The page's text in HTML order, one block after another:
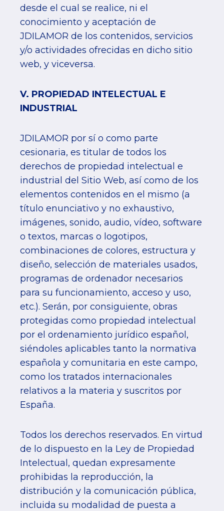
desde el cual se realice, ni el
conocimiento y aceptación de
JDILAMOR de los contenidos, servicios
y/o actividades ofrecidas en dicho sitio
web, y viceversa.
V. PROPIEDAD INTELECTUAL E
INDUSTRIAL
JDILAMOR por sí o como parte
cesionaria, es titular de todos los
derechos de propiedad intelectual e
industrial del Sitio Web, así como de los
elementos contenidos en el mismo (a
título enunciativo y no exhaustivo,
imágenes, sonido, audio, vídeo, software
o textos, marcas o logotipos,
combinaciones de colores, estructura y
diseño, selección de materiales usados,
programas de ordenador necesarios
para su funcionamiento, acceso y uso,
etc.). Serán, por consiguiente, obras
protegidas como propiedad intelectual
por el ordenamiento jurídico español,
siéndoles aplicables tanto la normativa
española y comunitaria en este campo,
como los tratados internacionales
relativos a la materia y suscritos por
España.
Todos los derechos reservados. En virtud
de lo dispuesto en la Ley de Propiedad
Intelectual, quedan expresamente
prohibidas la reproducción, la
distribución y la comunicación pública,
incluida su modalidad de puesta a